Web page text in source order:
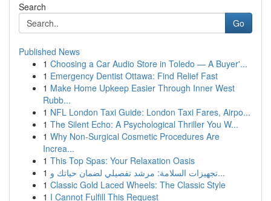
Search
Go
Published News
1 Choosing a Car Audio Store in Toledo — A Buyer'...
1 Emergency Dentist Ottawa: Find Relief Fast
1 Make Home Upkeep Easier Through Inner West
Rubb...
1 NFL London Taxi Guide: London Taxi Fares, Airpo...
1 The Silent Echo: A Psychological Thriller You W...
1 Why Non-Surgical Cosmetic Procedures Are
Increa...
1 This Top Spas: Your Relaxation Oasis
1
تجهيزات السلامة: مرشد تفصيلي لضمان حياتك و...
1 Classic Gold Laced Wheels: The Classic Style
1 I Cannot Fulfill This Request